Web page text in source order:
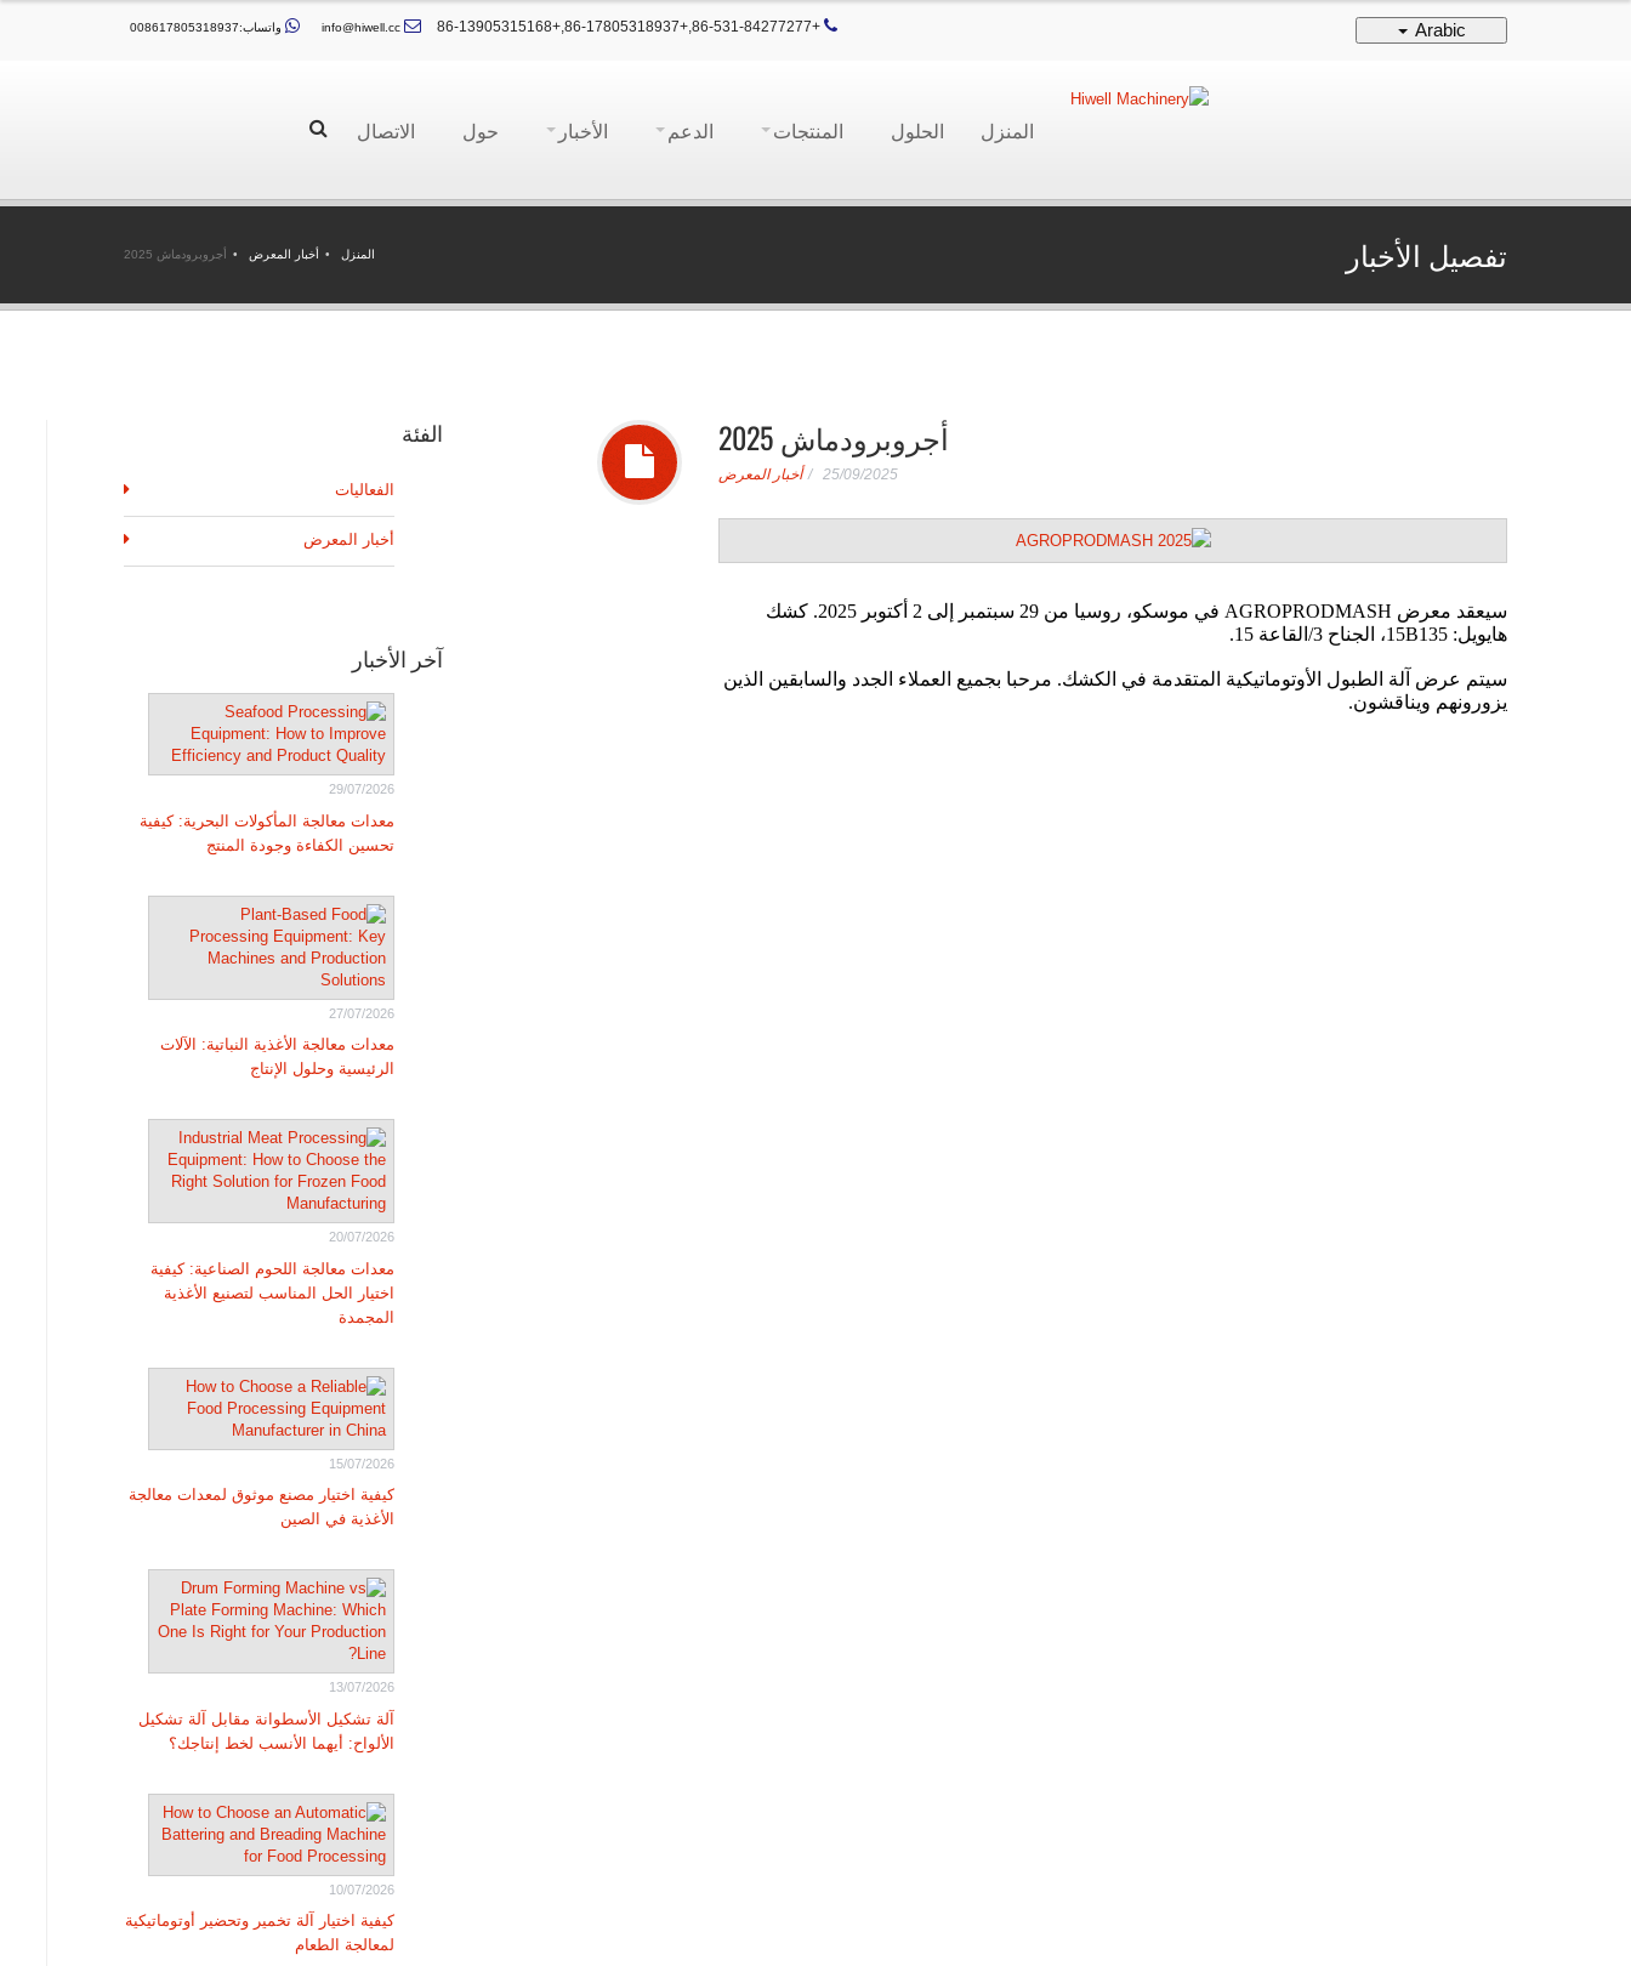
+86-531-84277277,+86-17805318937,+86-13905315168
info@hiwell.cc واتساب:008617805318937 Arabic
المنزل الحلول المنتجات الدعم الأخبار حول الاتصال
تفصيل الأخبار المنزل أخبار المعرض أجروبرودماش 2025
أجروبرودماش 2025
25/09/2025 أخبار المعرض
الفئة
الفعاليات
أخبار المعرض
آخر الأخبار
29/07/2026
معدات معالجة المأكولات البحرية: كيفية
تحسين الكفاءة وجودة المنتج
27/07/2026
معدات معالجة الأغذية النباتية: الآلات
الرئيسية وحلول الإنتاج
20/07/2026
معدات معالجة اللحوم الصناعية: كيفية
اختيار الحل المناسب لتصنيع الأغذية
المجمدة
15/07/2026
كيفية اختيار مصنع موثوق لمعدات معالجة
الأغذية في الصين
13/07/2026
آلة تشكيل الأسطوانة مقابل آلة تشكيل
الألواح: أيهما الأنسب لخط إنتاجك؟
10/07/2026
كيفية اختيار آلة تخمير وتحضير أوتوماتيكية
لمعالجة الطعام